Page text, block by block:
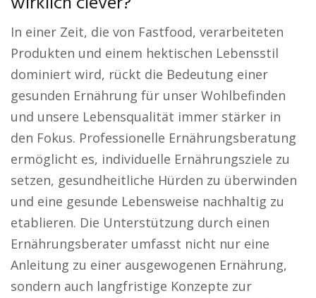
In einer Zeit, die von Fastfood, verarbeiteten
Produkten und einem hektischen Lebensstil
dominiert wird, rückt die Bedeutung einer
gesunden Ernährung für unser Wohlbefinden
und unsere Lebensqualität immer stärker in
den Fokus. Professionelle Ernährungsberatung
ermöglicht es, individuelle Ernährungsziele zu
setzen, gesundheitliche Hürden zu überwinden
und eine gesunde Lebensweise nachhaltig zu
etablieren. Die Unterstützung durch einen
Ernährungsberater umfasst nicht nur eine
Anleitung zu einer ausgewogenen Ernährung,
sondern auch langfristige Konzepte zur